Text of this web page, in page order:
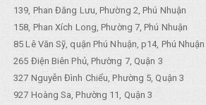
139, Phan Đăng Lưu, Phường 2, Phú Nhuận
158, Phan Xích Long, Phường 7, Phú Nhuận
85 Lê Văn Sỹ, quận Phú Nhuận, p14, Phú Nhuận
265 Điện Biên Phủ, Phường 7, Quận 3
327 Nguyễn Đình Chiểu, Phường 5, Quận 3
927 Hoàng Sa, Phường 11, Quận 3